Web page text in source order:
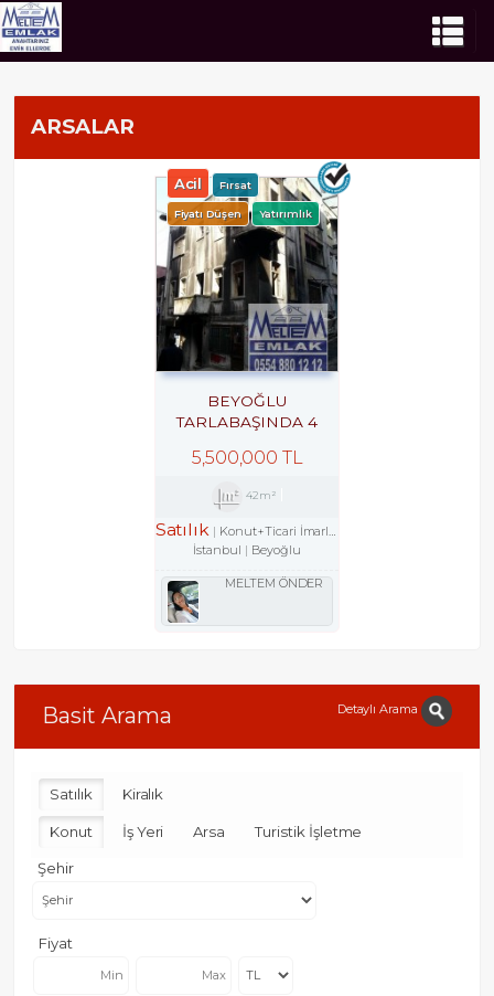
ARSALAR
Acil Fırsat
Fiyatı Düşen Yatırımlık
BEYOĞLU
TARLABAŞINDA 4
5,500,000 TL
42m²
Satılık
Konut+Ticari İmarlı Arsa
İstanbul
Beyoğlu
MELTEM ÖNDER
Basit Arama Detaylı Arama
Satılık Kiralık
Konut İş Yeri Arsa Turistik İşletme
Şehir
Fiyat